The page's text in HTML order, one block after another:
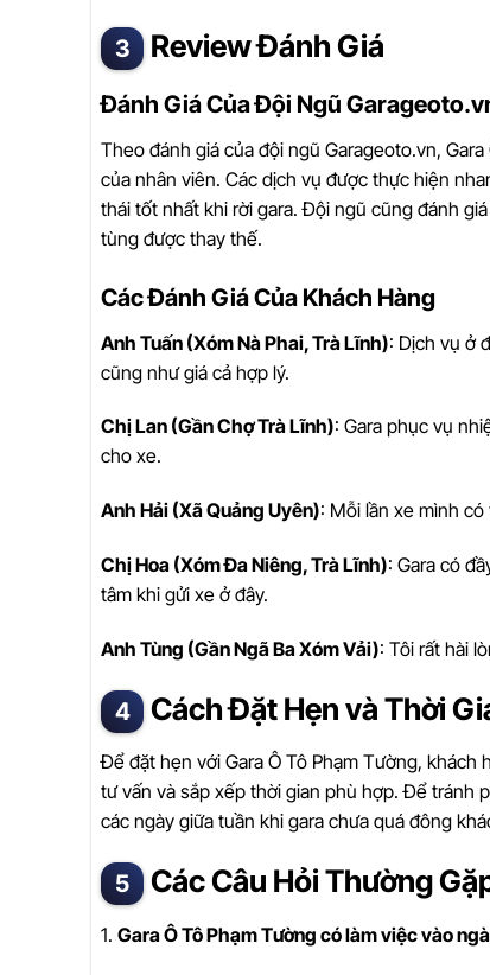
Review Đánh Giá
Đánh Giá Của Đội Ngũ
Theo đánh giá của đội ngũ Garageoto.vn,
của nhân viên. Các dịch vụ được thực hiện
thái tốt nhất khi rời gara. Đội ngũ cũng đánh
tùng được thay thế.
Các Đánh Giá Của Khách Hàng
Anh Tuấn (Xóm Nà Phai, Trà Lĩnh): Dịch vụ ở
cũng như giá cả hợp lý.
Chị Lan (Gần Chợ Trà Lĩnh): Gara phục vụ
cho xe.
Anh Hải (Xã Quảng Uyên): Mỗi lần xe mình
Chị Hoa (Xóm Đa Niêng, Trà Lĩnh): Gara có
tâm khi gửi xe ở đây.
Anh Tùng (Gần Ngã Ba Xóm Vải): Tôi rất hài
Cách Đặt Hẹn và Thời
Để đặt hẹn với Gara Ô Tô Phạm Tường,
tư vấn và sắp xếp thời gian phù hợp. Để tránh
các ngày giữa tuần khi gara chưa quá đông
Các Câu Hỏi Thường
1. Gara Ô Tô Phạm Tường có làm việc vào